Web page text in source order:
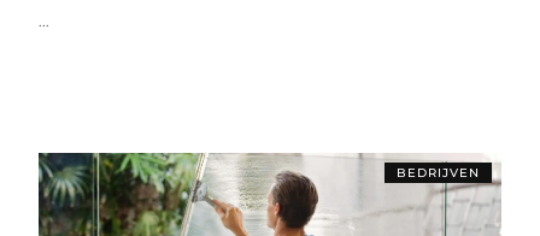
...
BEDRIJVEN